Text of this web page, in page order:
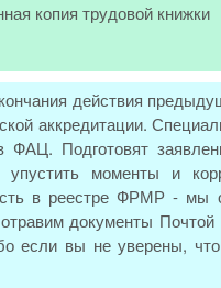
копия трудовой книжки
действия
аккредитации.
ФАЦ. Подготовят
моменты и
в реестре ФРМР - мы
документы
если вы не уверены,